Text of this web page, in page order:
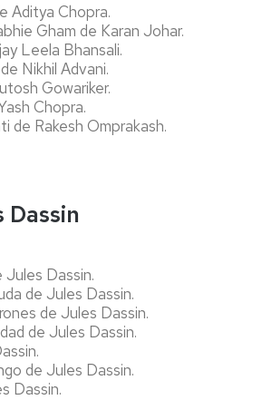
Aditya Chopra.
Gham de Karan Johar.
Leela Bhansali.
Nikhil Advani.
Gowariker.
Chopra.
de Rakesh Omprakash.
Dassin
Dassin.
de Jules Dassin.
de Jules Dassin.
de Jules Dassin.
de Jules Dassin.
Dassin.